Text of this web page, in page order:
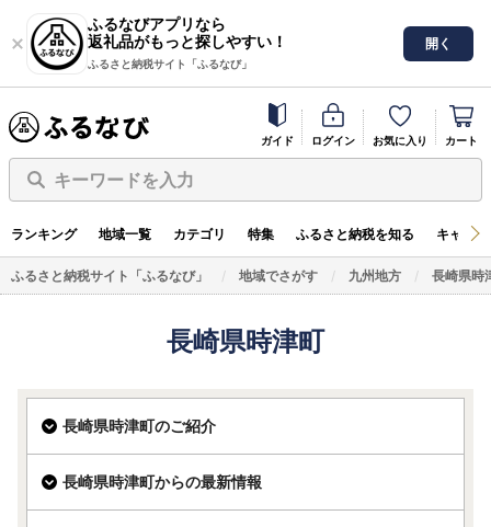
ふるなびアプリなら
返礼品がもっと探しやすい！
ふるさと納税サイト「ふるなび」
開く
ガイド ログイン お気に入り カート
キーワードを入力
ランキング 地域一覧 カテゴリ 特集 ふるさと納税を知る キャン
ふるさと納税サイト「ふるなび」 地域でさがす 九州地方 長崎県時
長崎県時津町
長崎県時津町のご紹介
長崎県時津町からの最新情報